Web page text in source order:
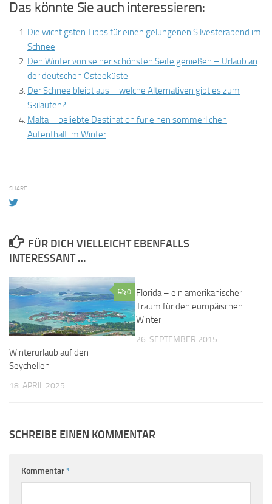
Das könnte Sie auch interessieren:
Die wichtigsten Tipps für einen gelungenen Silvesterabend im
Schnee
Den Winter von seiner schönsten Seite genießen – Urlaub an
der deutschen Osteeküste
Der Schnee bleibt aus – welche Alternativen gibt es zum
Skilaufen?
Malta – beliebte Destination für einen sommerlichen
Aufenthalt im Winter
SHARE
FÜR DICH VIELLEICHT EBENFALLS
INTERESSANT …
0
Winterurlaub auf den
Seychellen
18. APRIL 2025
Florida – ein amerikanischer
Traum für den europäischen
Winter
26. SEPTEMBER 2015
SCHREIBE EINEN KOMMENTAR
Kommentar*